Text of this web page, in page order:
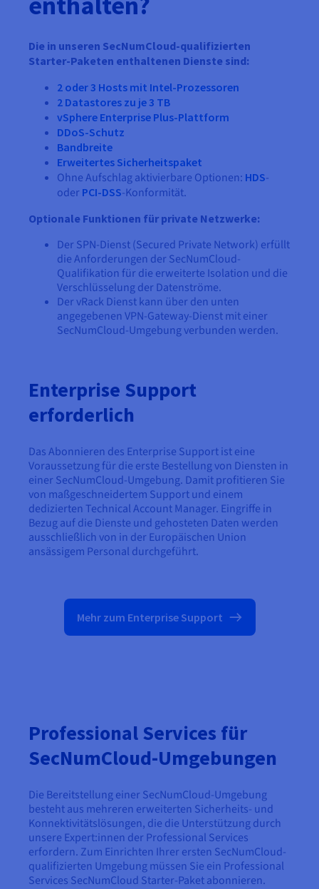
Die in unseren SecNumCloud-qualifizierten
Starter-Paketen enthaltenen Dienste sind:
2 oder 3 Hosts mit Intel-Prozessoren
2 Datastores zu je 3 TB
vSphere Enterprise Plus-Plattform
DDoS-Schutz
Bandbreite
Erweitertes Sicherheitspaket
Ohne Aufschlag aktivierbare Optionen: HDS-
oder PCI-DSS-Konformität.
Optionale Funktionen für private Netzwerke:
Der SPN-Dienst (Secured Private Network) erfüllt
die Anforderungen der SecNumCloud-
Qualifikation für die erweiterte Isolation und die
Verschlüsselung der Datenströme.
Der vRack Dienst kann über den unten
angegebenen VPN-Gateway-Dienst mit einer
SecNumCloud-Umgebung verbunden werden.
Enterprise Support
erforderlich
Das Abonnieren des Enterprise Support ist eine
Voraussetzung für die erste Bestellung von Diensten in
einer SecNumCloud-Umgebung. Damit profitieren Sie
von maßgeschneidertem Support und einem
dedizierten Technical Account Manager. Eingriffe in
Bezug auf die Dienste und gehosteten Daten werden
ausschließlich von in der Europäischen Union
ansässigem Personal durchgeführt.
Mehr zum Enterprise Support
Professional Services für
SecNumCloud-Umgebungen
Die Bereitstellung einer SecNumCloud-Umgebung
besteht aus mehreren erweiterten Sicherheits- und
Konnektivitätslösungen, die die Unterstützung durch
unsere Expert:innen der Professional Services
erfordern. Zum Einrichten Ihrer ersten SecNumCloud-
qualifizierten Umgebung müssen Sie ein Professional
Services SecNumCloud Starter-Paket abonnieren.